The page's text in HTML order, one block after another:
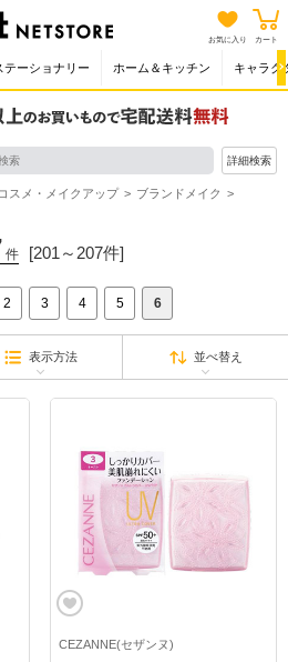
お気に入り カート
テーショナリー ホーム＆キッチン キャラク
詳細検索
コスメ・メイクアップ
ブランドメイク
件 [201～207件]
2 3 4 5 6
表示方法 並べ替え
CEZANNE(セザンヌ)